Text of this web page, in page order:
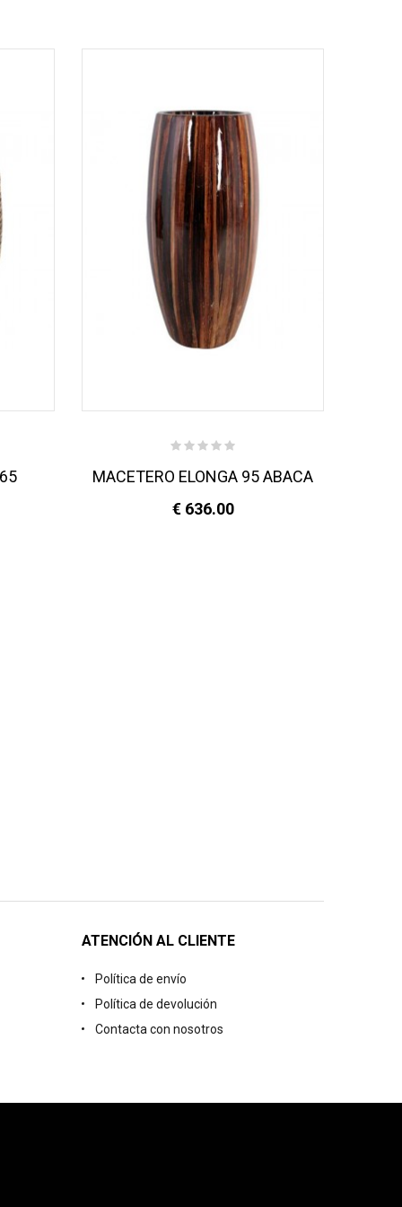
MACETERO ELONGA 95 ABACA
€ 636.00
ATENCIÓN AL CLIENTE
Política de envío
Política de devolución
Contacta con nosotros